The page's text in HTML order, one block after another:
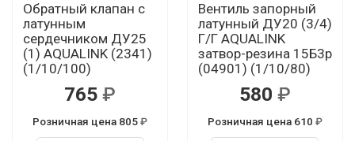
Обратный клапан с
латунным
сердечником ДУ25
(1) AQUALINK (2341)
(1/10/100)
765
Розничная цена 805
Вентиль запорный
латунный ДУ20 (3/4)
Г/Г AQUALINK
затвор-резина 15Б3р
(04901) (1/10/80)
580
Розничная цена 610